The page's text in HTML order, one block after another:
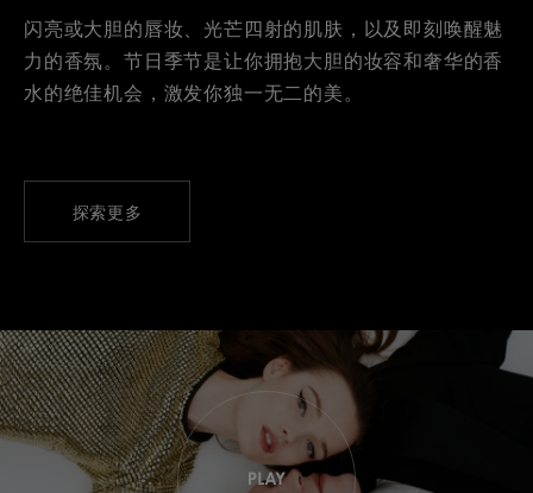
闪亮或大胆的唇妆、光芒四射的肌肤，以及即刻唤醒魅
力的香氛。节日季节是让你拥抱大胆的妆容和奢华的香
水的绝佳机会，激发你独一无二的美。
探索更多